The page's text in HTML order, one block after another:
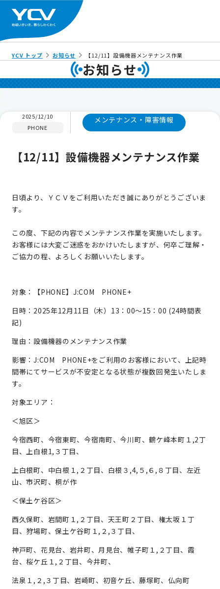
YCV トップ お知らせ 【12/11】設備機器メンテナンス作業
お知らせ
2025/12/10
PHONE
メンテナンス・障害情報
【12/11】設備機器メンテナンス作業
日頃より、ＹＣＶをご利用いただき誠にありがとうございま
す。
この度、下記の内容でメンテナンス作業を実施いたします。
お客様には大変ご迷惑をおかけいたしますが、何卒ご理解・
ご協力の程、よろしくお願いいたします。
対象：【PHONE】J:COM PHONE+
日時：2025年12月11日（木）13：00～15：00 (24時間表
記)
理由：設備機器のメンテナンス作業
影響：J:COM PHONE+をご利用のお客様において、上記時
間帯にてサービスが不安定となる状態が複数回発生いたしま
す。
対象エリア：
＜旭区＞
今宿西町、今宿東町、今宿南町、今川町、鶴ケ峰本町１,2丁
目、上白根1,３丁目、
上白根町、中白根１,２丁目、白根３,4,５,６,８丁目、左近
山、市沢町、桐が作
＜保土ケ谷区＞
西久保町、岩間町１,２丁目、天王町２丁目、権太坂１丁
目、狩場町、保土ケ谷町１,２,３丁目、
神戸町、花見台、岩井町、月見台、帷子町１,２丁目、霞
台、桜ケ丘１,２丁目、今井町、
法泉１,２,３丁目、岩崎町、初音ケ丘、藤塚町、仏向町